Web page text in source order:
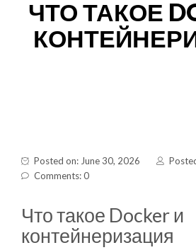
ЧТО ТАКОЕ
Posted on: June 30, 2026
Comments: 0
Что такое Docker и
контейнеризация